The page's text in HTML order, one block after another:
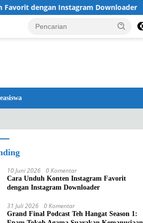
dengan Instagram Downloader
10 Juni 2026 0 Komentar
Cara Unduh Konten Instagram Favorit
dengan Instagram Downloader
31 Juli 2026 0 Komentar
Grand Final Podcast Teh Hangat Season 1: